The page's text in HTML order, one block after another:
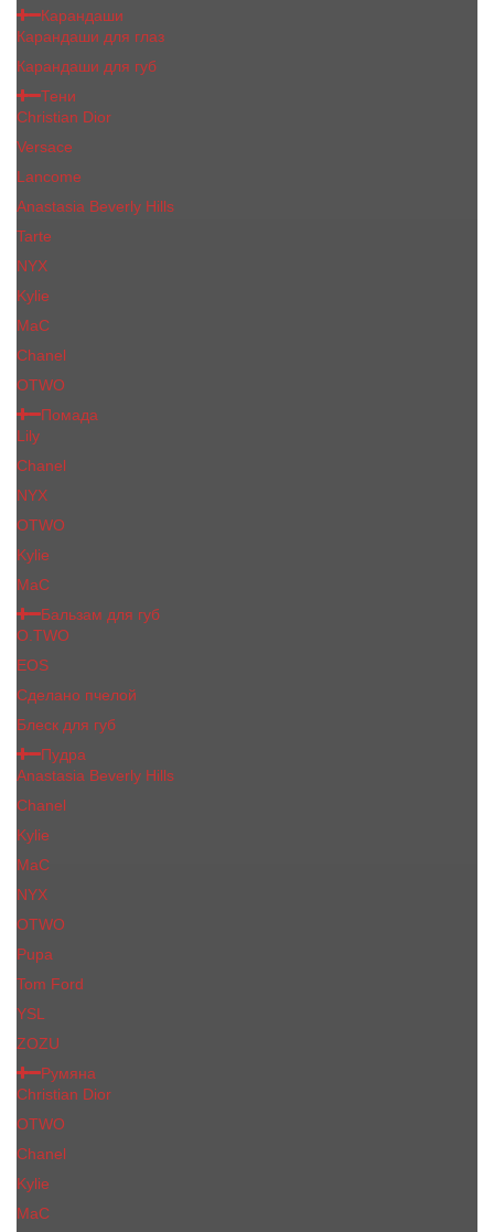
Карандаши
Карандаши для глаз
Карандаши для губ
Тени
Christian Dior
Versace
Lancome
Anastasia Beverly Hills
Tarte
NYX
Kylie
MaC
Сhanеl
OTWO
Помада
Lily
Chanel
NYX
OTWO
Kylie
МаС
Бальзам для губ
O.TWO
EOS
Сделано пчелой
Блеск для губ
Пудра
Anastasia Beverly Hills
Chanel
Kylie
MaC
NYX
OTWO
Pupa
Tom Ford
YSL
ZOZU
Румяна
Christian Dior
OTWO
Сhanеl
Kylie
MaC